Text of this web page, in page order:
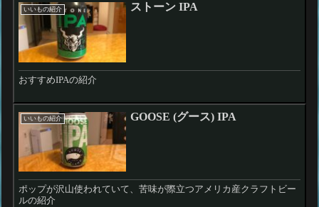
いいもの紹介 ストーン IPA
おすすめIPAの紹介
いいもの紹介 GOOSE (グース) IPA
ポップが沢山使われていて、苦味が際立つアメリカ産クラフトビー
ルの紹介